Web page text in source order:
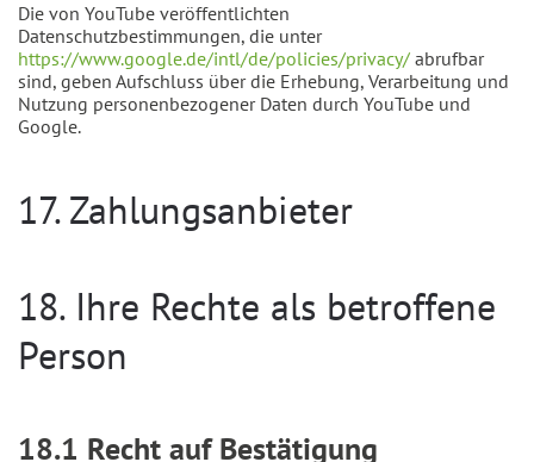
Die von YouTube veröffentlichten
Datenschutzbestimmungen, die unter
https://www.google.de/intl/de/policies/privacy/ abrufbar
sind, geben Aufschluss über die Erhebung, Verarbeitung und
Nutzung personenbezogener Daten durch YouTube und
Google.
17. Zahlungsanbieter
18. Ihre Rechte als betroffene
Person
18.1 Recht auf Bestätigung